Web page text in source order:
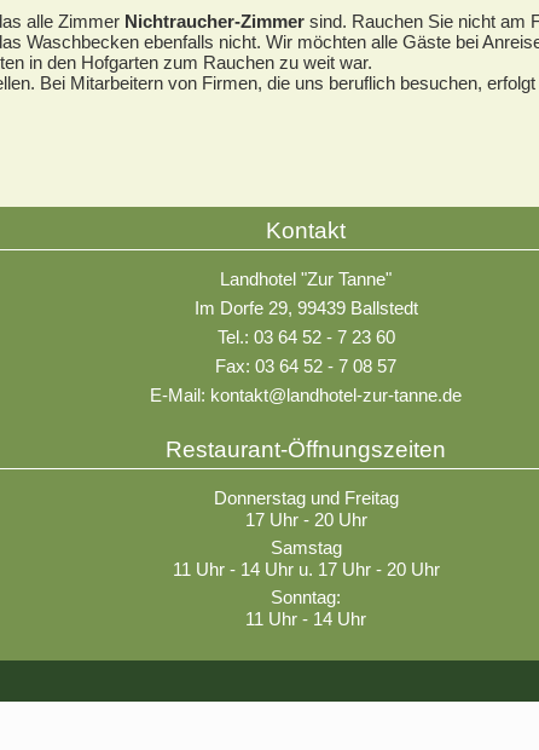
alle Zimmer Nichtraucher-Zimmer sind. Rauchen Sie nicht am
Waschbecken ebenfalls nicht. Wir möchten alle Gäste bei
in den Hofgarten zum Rauchen zu weit war.
Bei Mitarbeitern von Firmen, die uns beruflich besuchen,
Kontakt
Landhotel "Zur Tanne"
Im Dorfe 29, 99439 Ballstedt
Tel.: 03 64 52 - 7 23 60
Fax: 03 64 52 - 7 08 57
E-Mail: kontakt@landhotel-zur-tanne.de
Restaurant-Öffnungszeiten
Donnerstag und Freitag
17 Uhr - 20 Uhr
Samstag
11 Uhr - 14 Uhr u. 17 Uhr - 20 Uhr
Sonntag:
11 Uhr - 14 Uhr